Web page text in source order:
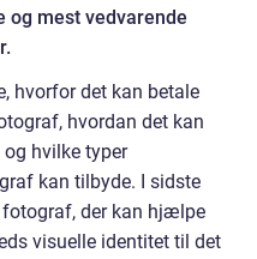
og mest vedvarende
hvorfor det kan betale
hvordan det kan
hvilke typer
kan tilbyde. I sidste
der kan hjælpe
visuelle identitet til det